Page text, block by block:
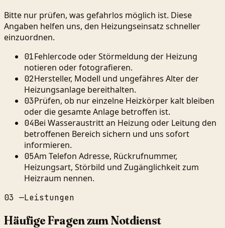
Bitte nur prüfen, was gefahrlos möglich ist. Diese
Angaben helfen uns, den Heizungseinsatz schneller
einzuordnen.
01Fehlercode oder Störmeldung der Heizung
notieren oder fotografieren.
02Hersteller, Modell und ungefähres Alter der
Heizungsanlage bereithalten.
03Prüfen, ob nur einzelne Heizkörper kalt bleiben
oder die gesamte Anlage betroffen ist.
04Bei Wasseraustritt an Heizung oder Leitung den
betroffenen Bereich sichern und uns sofort
informieren.
05Am Telefon Adresse, Rückrufnummer,
Heizungsart, Störbild und Zugänglichkeit zum
Heizraum nennen.
03 —Leistungen
Häufige Fragen zum Notdienst